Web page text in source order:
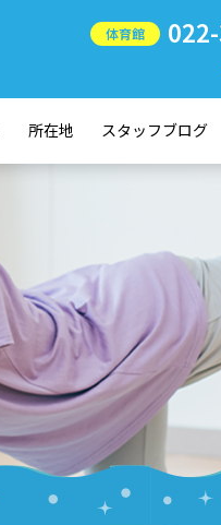
体育館
所在地 スタッフブログ